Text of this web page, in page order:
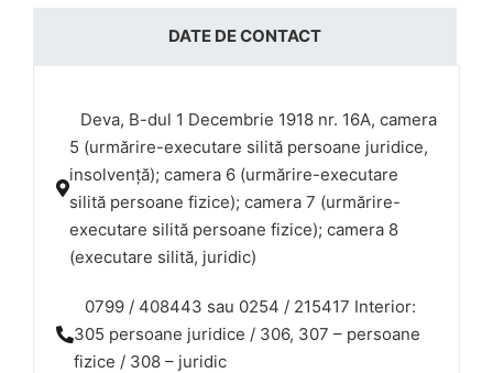
DATE DE CONTACT
Deva, B-dul 1 Decembrie 1918 nr. 16A, camera
5 (urmărire-executare silită persoane juridice,
insolvență); camera 6 (urmărire-executare
silită persoane fizice); camera 7 (urmărire-
executare silită persoane fizice); camera 8
(executare silită, juridic)
0799 / 408443 sau 0254 / 215417 Interior:
305 persoane juridice / 306, 307 – persoane
fizice / 308 – juridic